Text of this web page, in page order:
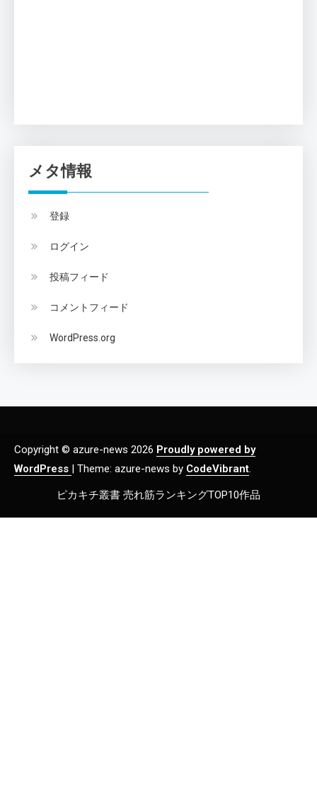
メタ情報
登録
ログイン
投稿フィード
コメントフィード
WordPress.org
Copyright © azure-news 2026 Proudly powered by
WordPress | Theme: azure-news by CodeVibrant.
ピカキチ叢書 売れ筋ランキングTOP10作品